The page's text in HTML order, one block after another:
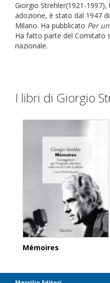
Giorgio Strehler(1921-
adozione, è stato dal 1947
Milano. Ha pubblicato Per
Ha fatto parte del Comitato
nazionale.
I libri di Giorgio
Mémoires